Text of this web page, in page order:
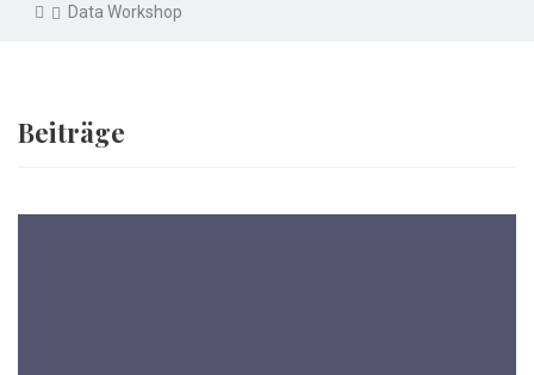
Data Workshop
Beiträge